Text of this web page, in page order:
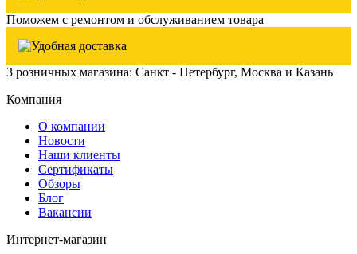
Поможем с ремонтом и обслуживанием товара
3 розничных магазина: Санкт - Петербург, Москва и Казань
Компания
О компании
Новости
Наши клиенты
Сертификаты
Обзоры
Блог
Вакансии
Интернет-магазин